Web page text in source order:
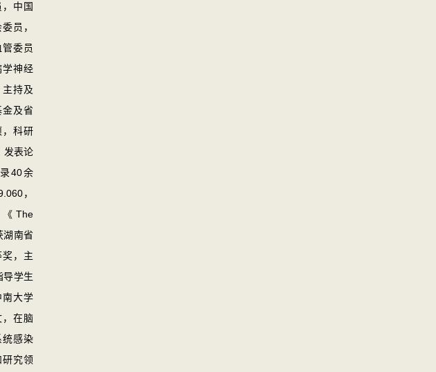
中国
员，
委员
神经
持及
及省
，科研
发表论
40余
，
The
湖南省
，主
导学生
大学
在脑
统感染
究领